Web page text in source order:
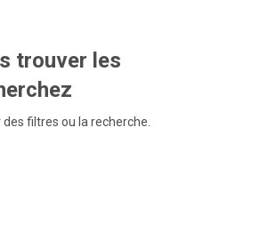
trouver les
des filtres ou la recherche.